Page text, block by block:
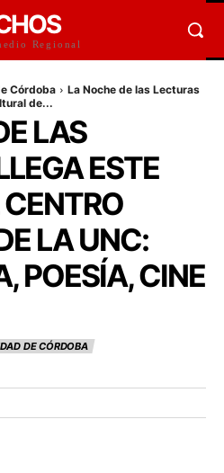
Regional
Córdoba
La Noche de las Lecturas
de...
LAS
ESTE
LA UNC:
POESÍA, CINE
DE CÓRDOBA